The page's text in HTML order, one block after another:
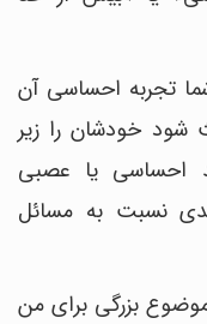
تجربه احساسی آن
شود خودشان را زیر
احساسی یا عصبی
نسبت به مسائل
بزرگی برای من